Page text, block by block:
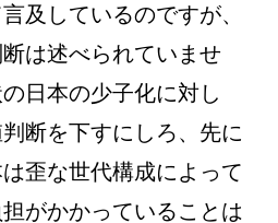
及しているのですが、
は述べられていませ
日本の少子化に対し
断を下すにしろ、先に
歪な世代構成によって
がかかっていることは